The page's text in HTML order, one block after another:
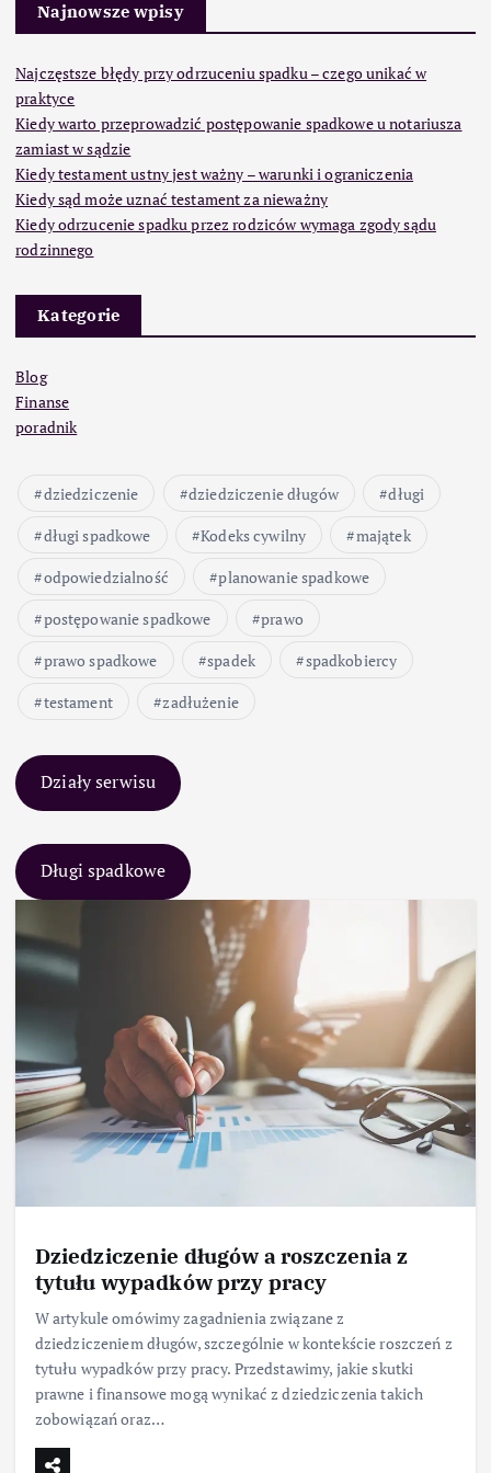
Najnowsze wpisy
Najczęstsze błędy przy odrzuceniu spadku – czego unikać w
praktyce
Kiedy warto przeprowadzić postępowanie spadkowe u notariusza
zamiast w sądzie
Kiedy testament ustny jest ważny – warunki i ograniczenia
Kiedy sąd może uznać testament za nieważny
Kiedy odrzucenie spadku przez rodziców wymaga zgody sądu
rodzinnego
Kategorie
Blog
Finanse
poradnik
dziedziczenie dziedziczenie długów
długi
długi spadkowe
Kodeks cywilny
majątek
odpowiedzialność
planowanie spadkowe
postępowanie spadkowe
prawo
prawo spadkowe
spadek
spadkobiercy
testament
zadłużenie
Działy serwisu
Długi spadkowe
Dziedziczenie długów a roszczenia z
tytułu wypadków przy pracy
W artykule omówimy zagadnienia związane z
dziedziczeniem długów, szczególnie w kontekście roszczeń z
tytułu wypadków przy pracy. Przedstawimy, jakie skutki
prawne i finansowe mogą wynikać z dziedziczenia takich
zobowiązań oraz…